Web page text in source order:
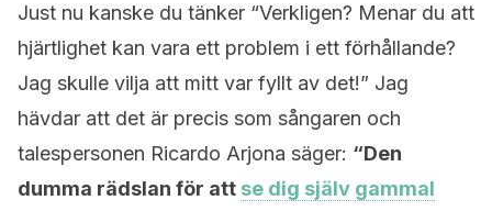
Just nu kanske du tänker “Verkligen? Menar du att
hjärtlighet kan vara ett problem i ett förhållande?
Jag skulle vilja att mitt var fyllt av det!” Jag
hävdar att det är precis som sångaren och
talespersonen Ricardo Arjona säger: “Den
dumma rädslan för att se dig själv gammal